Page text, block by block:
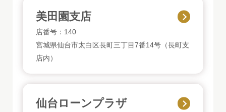
美田園支店
店番号：140
宮城県仙台市太白区長町三丁目7番14号（長町支
店内）
仙台ローンプラザ